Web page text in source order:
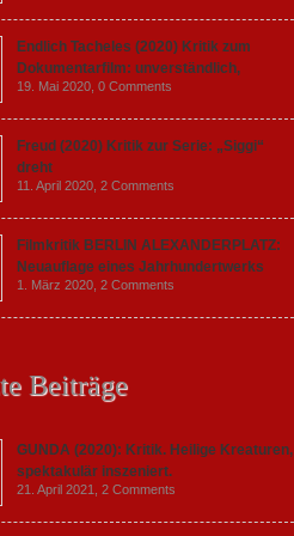
Endlich Tacheles (2020) Kritik zum
Dokumentarfilm: unverständlich,
19. Mai 2020, 0 Comments
Freud (2020) Kritik zur Serie: „Siggi“
dreht
11. April 2020, 2 Comments
Filmkritik BERLIN ALEXANDERPLATZ:
Neuauflage eines Jahrhundertwerks
1. März 2020, 2 Comments
Beiträge
GUNDA (2020): Kritik. Heilige Kreaturen,
spektakulär inszeniert.
21. April 2021, 2 Comments